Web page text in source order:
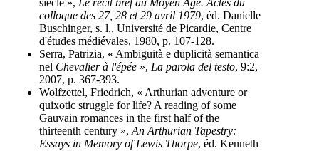
colloque des 27, 28 et 29 avril 1979, éd. Danielle
Buschinger, s. l., Université de Picardie, Centre
d'études médiévales, 1980, p. 107-128.
Serra, Patrizia, « Ambiguità e duplicità semantica
nel Chevalier à l'épée », La parola del testo, 9:2,
2007, p. 367-393.
Wolfzettel, Friedrich, « Arthurian adventure or
quixotic struggle for life? A reading of some
Gauvain romances in the first half of the
thirteenth century », An Arthurian Tapestry:
Essays in Memory of Lewis Thorpe, éd. Kenneth